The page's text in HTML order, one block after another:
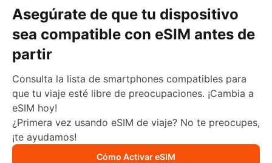
Asegúrate de que tu dispositivo
sea compatible con eSIM antes de
partir
Consulta la lista de smartphones compatibles para
que tu viaje esté libre de preocupaciones. ¡Cambia a
eSIM hoy!
¿Primera vez usando eSIM de viaje? No te preocupes,
¡te ayudamos!
Cómo Activar eSIM